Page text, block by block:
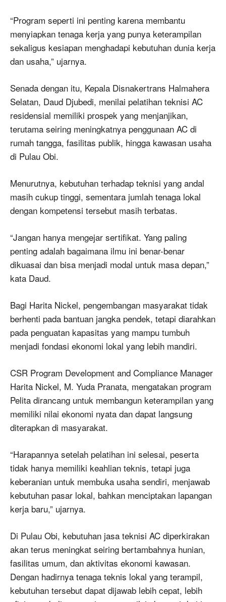
“Program seperti ini penting karena membantu
menyiapkan tenaga kerja yang punya keterampilan
sekaligus kesiapan menghadapi kebutuhan dunia kerja
dan usaha,” ujarnya.
Senada dengan itu, Kepala Disnakertrans Halmahera
Selatan, Daud Djubedi, menilai pelatihan teknisi AC
residensial memiliki prospek yang menjanjikan,
terutama seiring meningkatnya penggunaan AC di
rumah tangga, fasilitas publik, hingga kawasan usaha
di Pulau Obi.
Menurutnya, kebutuhan terhadap teknisi yang andal
masih cukup tinggi, sementara jumlah tenaga lokal
dengan kompetensi tersebut masih terbatas.
“Jangan hanya mengejar sertifikat. Yang paling
penting adalah bagaimana ilmu ini benar-benar
dikuasai dan bisa menjadi modal untuk masa depan,”
kata Daud.
Bagi Harita Nickel, pengembangan masyarakat tidak
berhenti pada bantuan jangka pendek, tetapi diarahkan
pada penguatan kapasitas yang mampu tumbuh
menjadi fondasi ekonomi lokal yang lebih mandiri.
CSR Program Development and Compliance Manager
Harita Nickel, M. Yuda Pranata, mengatakan program
Pelita dirancang untuk membangun keterampilan yang
memiliki nilai ekonomi nyata dan dapat langsung
diterapkan di masyarakat.
“Harapannya setelah pelatihan ini selesai, peserta
tidak hanya memiliki keahlian teknis, tetapi juga
keberanian untuk membuka usaha sendiri, menjawab
kebutuhan pasar lokal, bahkan menciptakan lapangan
kerja baru,” ujarnya.
Di Pulau Obi, kebutuhan jasa teknisi AC diperkirakan
akan terus meningkat seiring bertambahnya hunian,
fasilitas umum, dan aktivitas ekonomi kawasan.
Dengan hadirnya tenaga teknis lokal yang terampil,
kebutuhan tersebut dapat dijawab lebih cepat, lebih